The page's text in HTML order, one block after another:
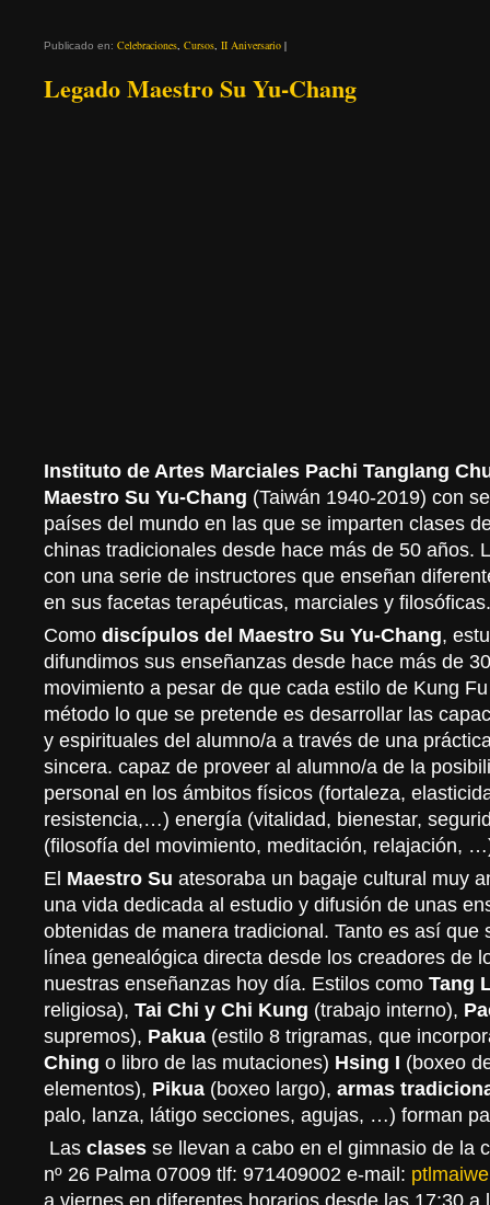
Publicado en: Celebraciones, Cursos, II Aniversario |
Legado Maestro Su Yu-Chang
Instituto de Artes Marciales Pachi Tanglang
Maestro Su Yu-Chang (Taiwán 1940-2019) con
países del mundo en las que se imparten clases
chinas tradicionales desde hace más de 50 años.
con una serie de instructores que enseñan
en sus facetas terapéuticas, marciales y
Como discípulos del Maestro Su Yu-Chang,
difundimos sus enseñanzas desde hace más de
movimiento a pesar de que cada estilo de Kung
método lo que se pretende es desarrollar las
y espirituales del alumno/a a través de una
sincera. capaz de proveer al alumno/a de la
personal en los ámbitos físicos (fortaleza,
resistencia,…) energía (vitalidad, bienestar,
(filosofía del movimiento, meditación, relajación,
El Maestro Su atesoraba un bagaje cultural muy
una vida dedicada al estudio y difusión de unas
obtenidas de manera tradicional. Tanto es así que
línea genealógica directa desde los creadores de
nuestras enseñanzas hoy día. Estilos como Tang
religiosa), Tai Chi y Chi Kung (trabajo interno),
supremos), Pakua (estilo 8 trigramas, que
Ching o libro de las mutaciones) Hsing I (boxeo
elementos), Pikua (boxeo largo), armas
palo, lanza, látigo secciones, agujas, …) forman
Las clases se llevan a cabo en el gimnasio de la
nº 26 Palma 07009 tlf: 971409002 e-mail:
a viernes en diferentes horarios desde las 17:30 a